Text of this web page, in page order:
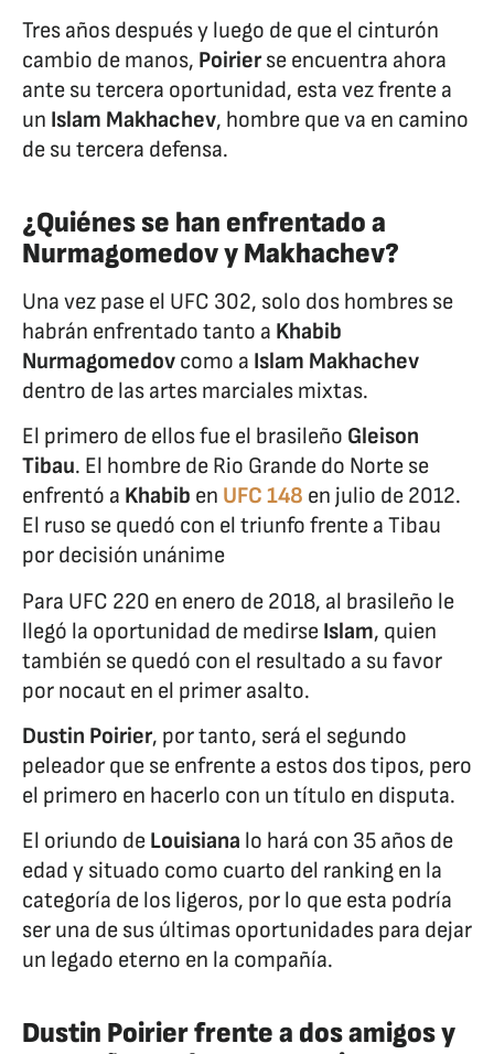
Tres años después y luego de que el cinturón
cambio de manos, Poirierse encuentra ahora
ante su tercera oportunidad, esta vez frente a
un Islam Makhachev, hombre que va en camino
de su tercera defensa.
¿Quiénes se han enfrentado a
Nurmagomedov y Makhachev?
Una vez pase el UFC 302, solo dos hombres se
habrán enfrentado tanto a Khabib
Nurmagomedov como a Islam Makhachev
dentro de las artes marciales mixtas.
El primero de ellos fue el brasileño Gleison
Tibau. El hombre de Rio Grande do Norte se
enfrentó a Khabib en UFC 148 en julio de 2012.
El ruso se quedó con el triunfo frente a Tibau
por decisión unánime
Para UFC 220 en enero de 2018, al brasileño le
llegó la oportunidad de medirse Islam, quien
también se quedó con el resultado a su favor
por nocaut en el primer asalto.
Dustin Poirier, por tanto, será el segundo
peleador que se enfrente a estos dos tipos, pero
el primero en hacerlo con un título en disputa.
El oriundo de Louisiana lo hará con 35 años de
edad y situado como cuarto del ranking en la
categoría de los ligeros, por lo que esta podría
ser una de sus últimas oportunidades para dejar
un legado eterno en la compañía.
Dustin Poirier frente a dos amigos y